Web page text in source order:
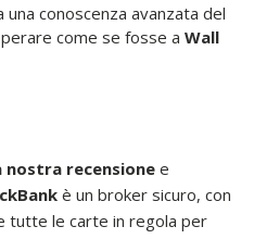
conoscenza avanzata del
come se fosse a Wall
nostra recensione e
è un broker sicuro, con
tutte le carte in regola per